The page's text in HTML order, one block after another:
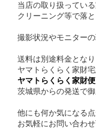
当店の取り扱ってい
クリーニング等で落
撮影状況やモニター
送料は別途料金となり
ヤマトらくらく家財
ヤマトらくらく家財便
茨城県からの発送で御
他にも何か気になる
お気軽にお問い合わせ